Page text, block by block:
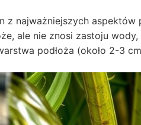
z najważniejszych
ale nie znosi zastoju
podłoża (około 2-3